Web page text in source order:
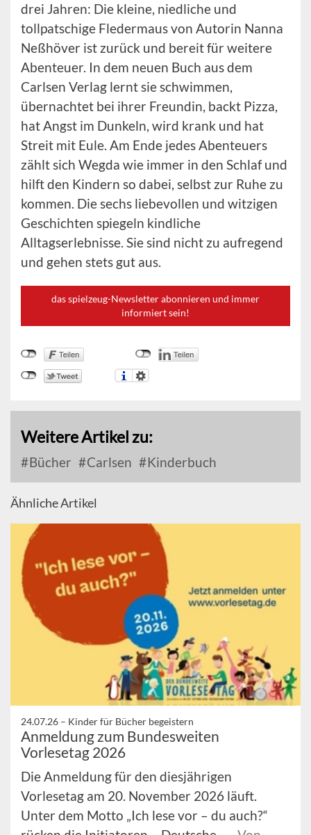
drei Jahren: Die kleine, niedliche und
tollpatschige Fledermaus von Autorin Nanna
Neßhöver ist zurück und bereit für weitere
Abenteuer. In dem neuen Buch aus dem
Carlsen Verlag lernt sie schwimmen,
übernachtet bei ihrer Freundin, backt Pizza,
hat Angst im Dunkeln, wird krank und hat
Streit mit Eule. Am Ende jedes Abenteuers
zählt sich Wegda wie immer in den Schlaf und
hilft den Kindern so dabei, selbst zur Ruhe zu
kommen. Die sechs liebevollen und witzigen
Geschichten spiegeln kindliche
Alltagserlebnisse. Sie sind nicht zu aufregend
und gehen stets gut aus.
das spielzeug-Newsletter abonnieren und immer
informiert sein!
Weitere Artikel zu:
Bücher Carlsen Kinderbuch
Ähnliche Artikel
24.07.26 – Kinder für Bücher begeistern
Anmeldung zum Bundesweiten
Vorlesetag 2026
Die Anmeldung für den diesjährigen
Vorlesetag am 20. November 2026 läuft.
Unter dem Motto „Ich lese vor – du auch?“